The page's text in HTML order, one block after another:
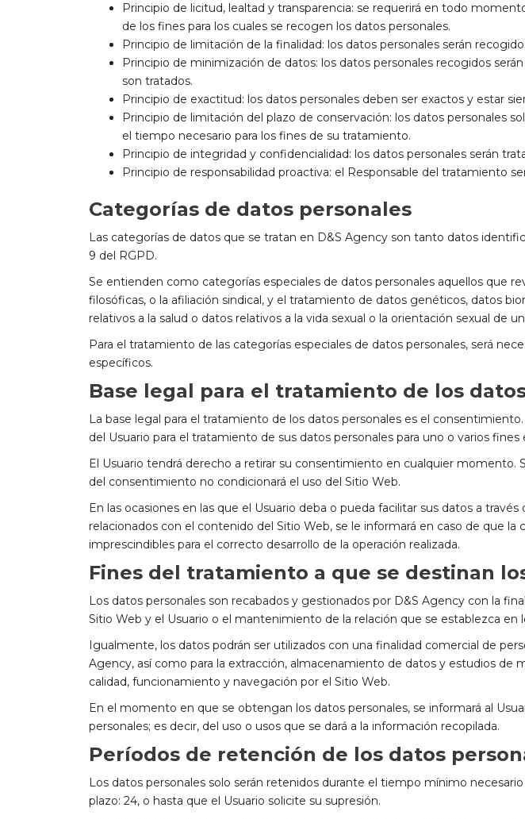
Principio de licitud, lealtad y transparencia: se requerirá en todo
de los fines para los cuales se recogen los datos personales.
Principio de limitación de la finalidad: los datos personales serán
Principio de minimización de datos: los datos personales recogidos
son tratados.
Principio de exactitud: los datos personales deben ser exactos y estar
Principio de limitación del plazo de conservación: los datos personales
el tiempo necesario para los fines de su tratamiento.
Principio de integridad y confidencialidad: los datos personales serán
Principio de responsabilidad proactiva: el Responsable del tratamiento
Categorías de datos personales
Las categorías de datos que se tratan en D&S Agency son tanto datos
9 del RGPD.
Se entienden como categorías especiales de datos personales aquellos que
filosóficas, o la afiliación sindical, y el tratamiento de datos genéticos, datos
relativos a la salud o datos relativos a la vida sexual o la orientación sexual de
Para el tratamiento de las categorías especiales de datos personales, será
específicos.
Base legal para el tratamiento de los
La base legal para el tratamiento de los datos personales es el
del Usuario para el tratamiento de sus datos personales para uno o varios fines
El Usuario tendrá derecho a retirar su consentimiento en cualquier
del consentimiento no condicionará el uso del Sitio Web.
En las ocasiones en las que el Usuario deba o pueda facilitar sus datos a
relacionados con el contenido del Sitio Web, se le informará en caso de que
imprescindibles para el correcto desarrollo de la operación realizada.
Fines del tratamiento a que se destinan
Los datos personales son recabados y gestionados por D&S Agency con la
Sitio Web y el Usuario o el mantenimiento de la relación que se establezca
Igualmente, los datos podrán ser utilizados con una finalidad comercial de
Agency, así como para la extracción, almacenamiento de datos y estudios de
calidad, funcionamiento y navegación por el Sitio Web.
En el momento en que se obtengan los datos personales, se informará al
personales; es decir, del uso o usos que se dará a la información recopilada.
Períodos de retención de los datos
Los datos personales solo serán retenidos durante el tiempo mínimo
plazo: 24, o hasta que el Usuario solicite su supresión.